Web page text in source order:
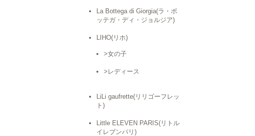
La Bottega di Giorgia(ラ・ボ
ッテガ・ディ・ジョルジア)
LIHO(リホ)
>女の子
>レディース
LiLi gaufrette(リリゴーフレッ
ト)
Little ELEVEN PARIS(リトル
イレブンパリ)